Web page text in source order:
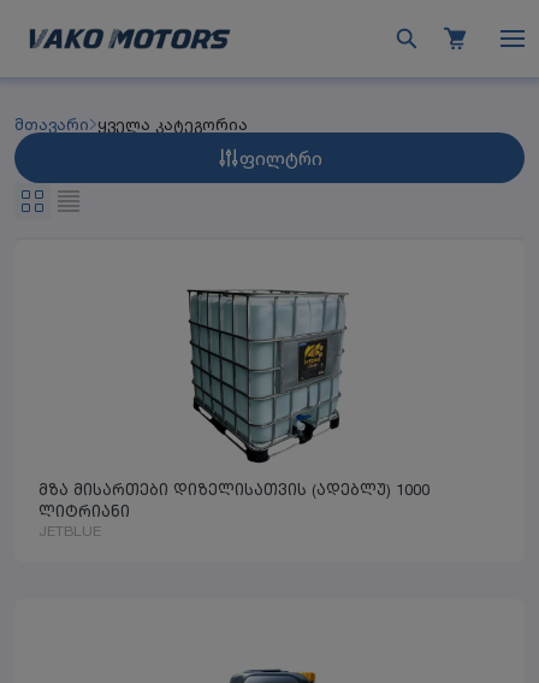
მთავარი ყველა კატეგორია
ფილტრი
მზა მისართები დიზელისათვის (ადებლუ) 1000
ლიტრიანი
JETBLUE